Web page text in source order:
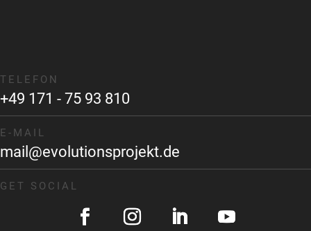
TELEFON
+49 171 - 75 93 810
E-MAIL
mail@evolutionsprojekt.de
GET SOCIAL